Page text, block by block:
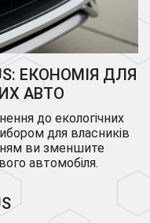
ЕКОНОМІЯ ДЛЯ
АВТО
до екологічних
для власників
ви зменшите
автомобіля.